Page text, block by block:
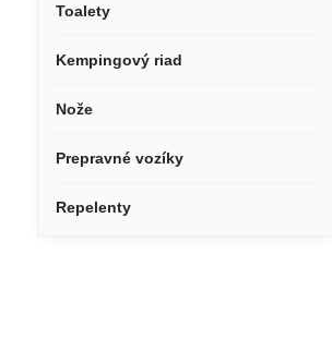
Toalety
Kempingový riad
Nože
Prepravné vozíky
Repelenty